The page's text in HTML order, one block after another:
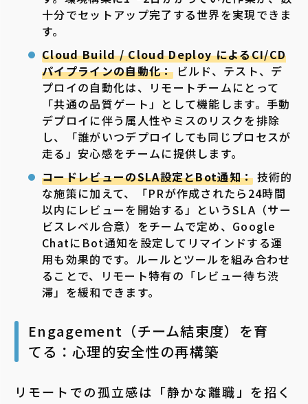
十分でセットアップ完了する世界を実現できま
す。
Cloud Build / Cloud Deploy によるCI/CD
パイプラインの自動化：ビルド、テスト、デ
プロイの自動化は、リモートチームにとって
「共通の品質ゲート」として機能します。手動
デプロイに伴う属人性やミスのリスクを排除
し、「誰がいつデプロイしても同じプロセスが
走る」安心感をチームに提供します。
コードレビューのSLA設定とBot通知： 技術的
な施策に加えて、「PRが作成されたら24時間
以内にレビューを開始する」というSLA（サー
ビスレベル合意）をチームで定め、Google
ChatにBot通知を設定してリマインドする運
用も効果的です。ルールとツールを組み合わせ
ることで、リモート特有の「レビュー待ち渋
滞」を緩和できます。
Engagement（チーム結束度）を育
てる：心理的安全性の再構築
リモートでの孤立感は「静かな離職」を招く